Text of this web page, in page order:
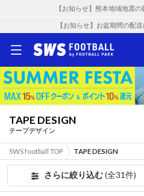
【お知らせ】熊本地域地震
【お知らせ】お盆期間の配
TAPE DESIGN
テープデザイン
SWS football TOP TAPE DESIGN
さらに絞り込む(全31件)